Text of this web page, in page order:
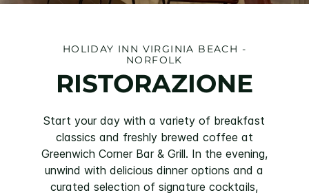
HOLIDAY INN VIRGINIA BEACH -
NORFOLK
RISTORAZIONE
Start your day with a variety of breakfast
classics and freshly brewed coffee at
Greenwich Corner Bar & Grill. In the evening,
unwind with delicious dinner options and a
curated selection of signature cocktails,